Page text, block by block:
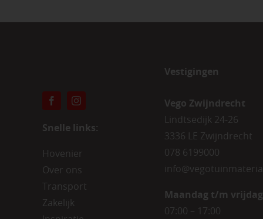
Snelle links:
Hovenier
Over ons
Transport
Zakelijk
Vestigingen
Vego Zwijndrecht
Lindtsedijk 24-26
3336 LE Zwijndrecht
078 6199000
Maandag t/m
07:00 – 17:00